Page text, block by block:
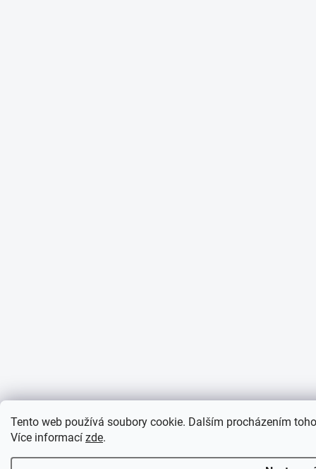
Tento web používá soubory cookie. Dalším procházením
Více informací zde.